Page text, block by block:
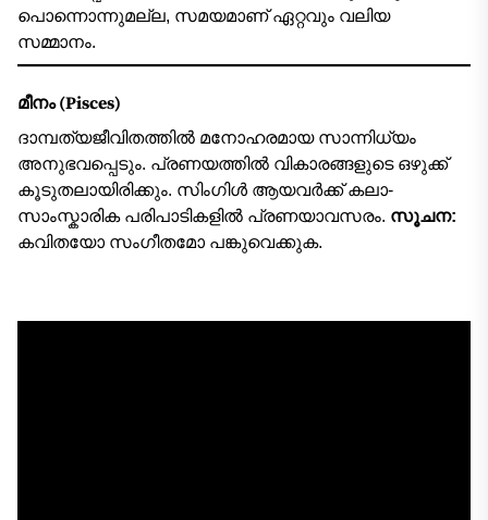
പൊന്നൊന്നുമല്ല, സമയമാണ് ഏറ്റവും വലിയ
സമ്മാനം.
മീനം (Pisces)
ദാമ്പത്യജീവിതത്തിൽ മനോഹരമായ സാന്നിധ്യം
അനുഭവപ്പെടും. പ്രണയത്തിൽ വികാരങ്ങളുടെ ഒഴുക്ക്
കൂടുതലായിരിക്കും. സിംഗിൾ ആയവർക്ക് കലാ-
സാംസ്കാരിക പരിപാടികളിൽ പ്രണയാവസരം. സൂചന:
കവിതയോ സംഗീതമോ പങ്കുവെക്കുക.